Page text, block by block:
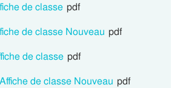
de classe pdf
de classe Nouveau pdf
de classe pdf
de classe Nouveau pdf